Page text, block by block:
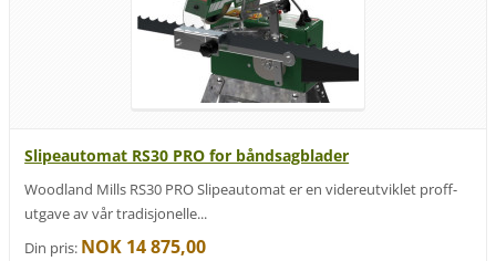
Slipeautomat RS30 PRO for båndsagblader
Woodland Mills RS30 PRO Slipeautomat er en videreutviklet proff-
utgave av vår tradisjonelle...
Din pris: NOK 14 875,00